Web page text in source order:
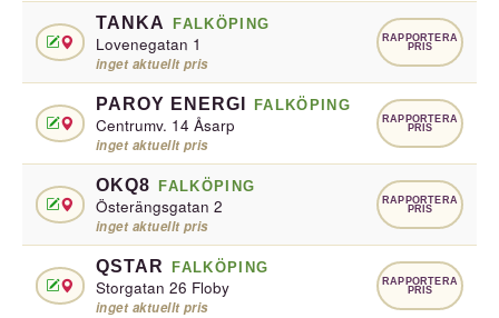
TANKA FALKÖPING
Lovenegatan 1
inget aktuellt pris
RAPPORTERA
PRIS
PAROY ENERGI FALKÖPING
Centrumv. 14 Åsarp
inget aktuellt pris
RAPPORTERA
PRIS
OKQ8 FALKÖPING
Österängsgatan 2
inget aktuellt pris
RAPPORTERA
PRIS
QSTAR FALKÖPING
Storgatan 26 Floby
inget aktuellt pris
RAPPORTERA
PRIS